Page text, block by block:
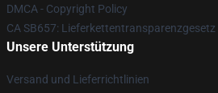
DMCA - Copyright Policy
CA SB657: Lieferkettentransparenzgesetz
Unsere Unterstützung
Versand und Lieferrichtlinien